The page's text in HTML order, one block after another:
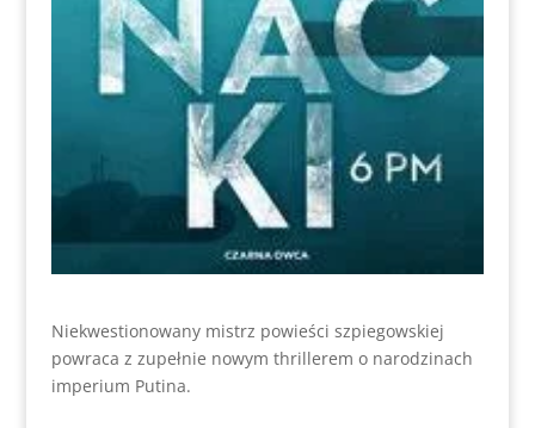
Niekwestionowany mistrz powieści szpiegowskiej
powraca z zupełnie nowym thrillerem o narodzinach
imperium Putina.